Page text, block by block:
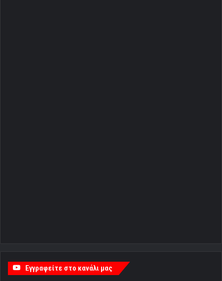
Εγγραφείτε στο κανάλι μας